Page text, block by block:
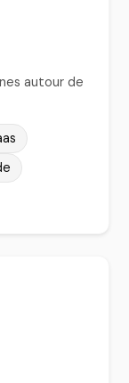
autour de